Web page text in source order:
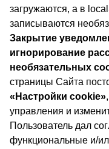
загружаются, а в
записываются
Закрытие
игнорирование
необязательных
страницы Сайта
«Настройки cookie»
управления и
Пользователь дал
функциональные и/